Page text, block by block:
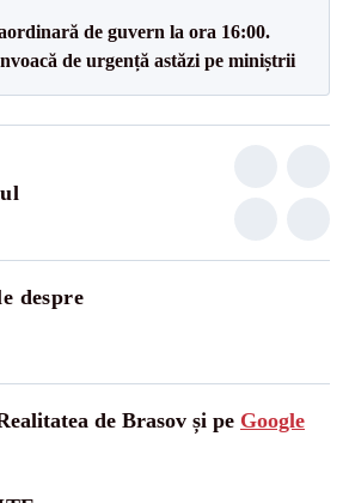
de guvern la ora 16:00.
de urgență astăzi pe miniștrii
despre
de Brasov și pe Google